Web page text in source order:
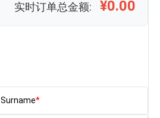
实时订单总金额: ¥0.00
Surname